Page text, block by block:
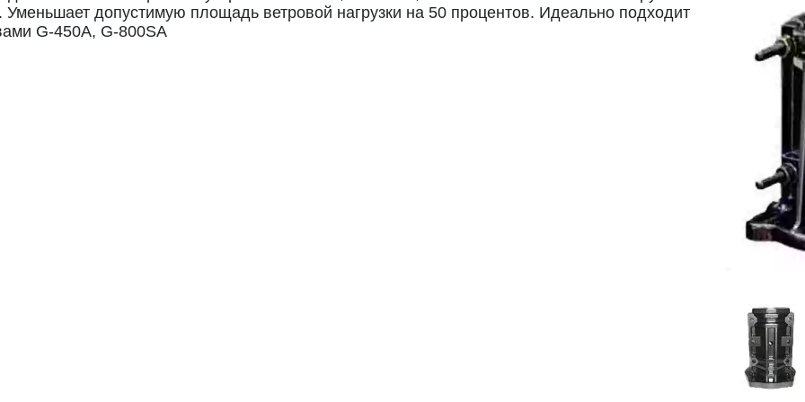
допустимую площадь ветровой нагрузки на 50 процентов. Идеально подходит
G-450A, G-800SA